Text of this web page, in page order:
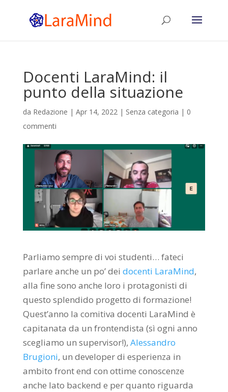
Docenti LaraMind: il
punto della situazione
da Redazione | Apr 14, 2022| Senza categoria | 0
commenti
Parliamo sempre di voi studenti… fateci
parlare anche un po’ dei docenti LaraMind,
alla fine sono anche loro i protagonisti di
questo splendido progetto di formazione!
Quest’anno la comitiva docenti LaraMind è
capitanata da un frontendista (sì ogni anno
scegliamo un supervisor!), Alessandro
Brugioni, un developer di esperienza in
ambito front end con ottime conoscenze
anche lato backend e per quanto riguarda